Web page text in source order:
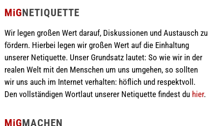
MiGNETIQUETTE
Wir legen großen Wert darauf, Diskussionen und Austausch zu
fördern. Hierbei legen wir großen Wert auf die Einhaltung
unserer Netiquette. Unser Grundsatz lautet: So wie wir in der
realen Welt mit den Menschen um uns umgehen, so sollten
wir uns auch im Internet verhalten: höflich und respektvoll.
Den vollständigen Wortlaut unserer Netiquette findest du hier.
MiGMACHEN